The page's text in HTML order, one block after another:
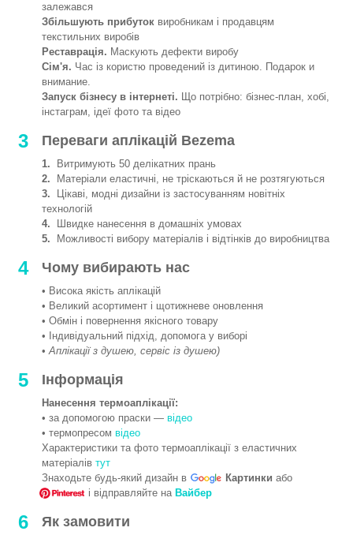
залежався
Збільшують прибуток виробникам і продавцям
текстильних виробів
Реставрація. Маскують дефекти виробу
Сім'я. Час із користю проведений із дитиною. Подарок и
внимание.
Запуск бізнесу в інтернеті. Що потрібно: бізнес-план, хобі,
інстаграм, ідеї фото та відео
3 Переваги аплікацій Bezema
1. Витримують 50 делікатних прань
2. Матеріали еластичні, не тріскаються й не розтягуються
3. Цікаві, модні дизайни із застосуванням новітніх
технологій
4. Швидке нанесення в домашніх умовах
5. Можливості вибору матеріалів і відтінків до виробництва
4 Чому вибирають нас
• Висока якість аплікацій
• Великий асортимент і щотижневе оновлення
• Обмін і повернення якісного товару
• Індивідуальний підхід, допомога у виборі
•Аплікації з душею, сервіс із душею)
5 Інформація
Нанесення термоаплікації:
• за допомогою праски — відео
• термопресом відео
Характеристики та фото термоаплікації з еластичних
матеріалів тут
Знаходьте будь-який дизайн в
Картинки або
і відправляйте на Вайбер
6 Як замовити